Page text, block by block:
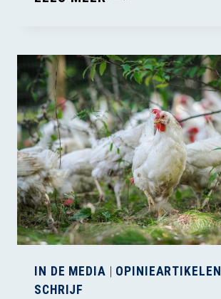
VAN
EEN
KIP
GRUWELIJK?
IN DE MEDIA | OPINIEARTIKELEN
SCHRIJF